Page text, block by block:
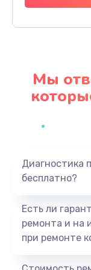
Мы
Диагностика
бесплатно?
Есть ли
ремонта и на
при ремонте